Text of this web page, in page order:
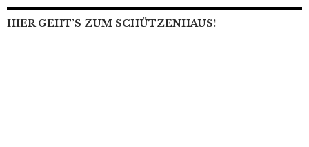
HIER GEHT’S ZUM SCHÜTZENHAUS!